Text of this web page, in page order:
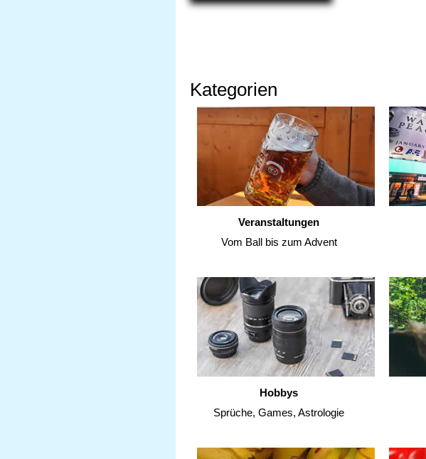
Kategorien
Veranstaltungen
Vom Ball bis zum Advent
Hobbys
Sprüche, Games, Astrologie